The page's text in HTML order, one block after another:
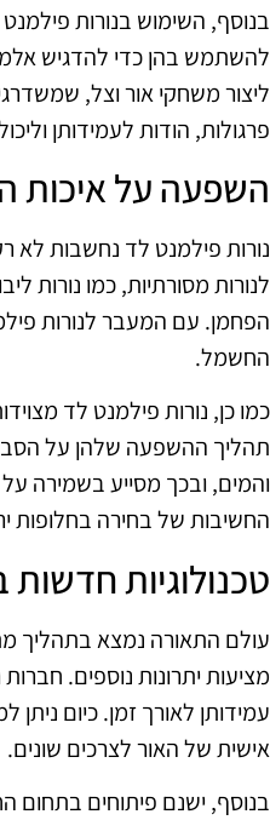
בנוסף, השימוש בנורות
להשתמש בהן כדי להדגיש
ליצור משחקי אור וצל,
פרגולות, הודות לעמידותן
השפעה על איכות
נורות פילמנט לד נחשבות לא
לנורות מסורתיות, כמו נורות
הפחמן. עם המעבר לנורות
החשמל.
כמו כן, נורות פילמנט לד
תהליך ההשפעה שלהן על
והמים, ובכך מסייע בשמירה
החשיבות של בחירה בחלופות
טכנולוגיות
עולם התאורה נמצא בתהליך
מציעות יתרונות נוספים.
עמידותן לאורך זמן. כיום
אישית של האור לצרכים שונים.
בנוסף, ישנם פיתוחים בתחום